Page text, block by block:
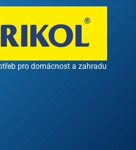
pro domácnost a zahradu